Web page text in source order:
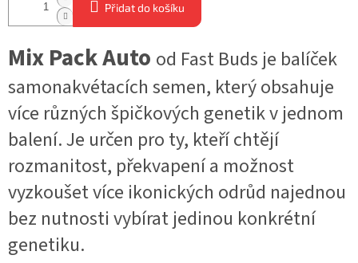
Přidat do košíku
Mix Pack Auto od Fast Buds je balíček
samonakvétacích semen, který obsahuje
více různých špičkových genetik v jednom
balení. Je určen pro ty, kteří chtějí
rozmanitost, překvapení a možnost
vyzkoušet více ikonických odrůd najednou
bez nutnosti vybírat jedinou konkrétní
genetiku.